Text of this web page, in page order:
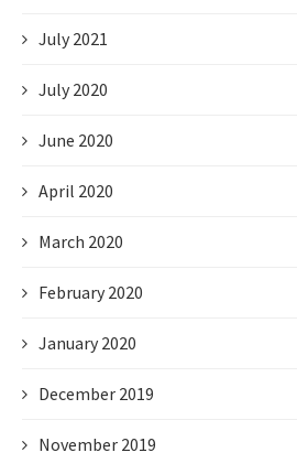
July 2021
July 2020
June 2020
April 2020
March 2020
February 2020
January 2020
December 2019
November 2019